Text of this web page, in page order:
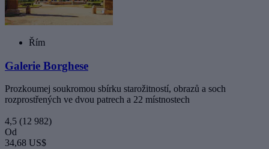
Řím
Galerie Borghese
Prozkoumej soukromou sbírku starožitností, obrazů a soch
rozprostřených ve dvou patrech a 22 místnostech
4,5 (12 982)
Od
34,68 US$